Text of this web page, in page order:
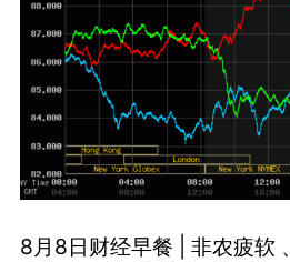
8月8日财经早餐 | 非农疲软 、